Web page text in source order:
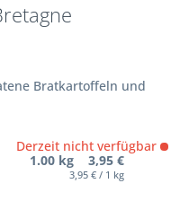
Bratkartoffeln und
Derzeit nicht verfügbar
1.00 kg 3,95 €
3,95 € / 1 kg